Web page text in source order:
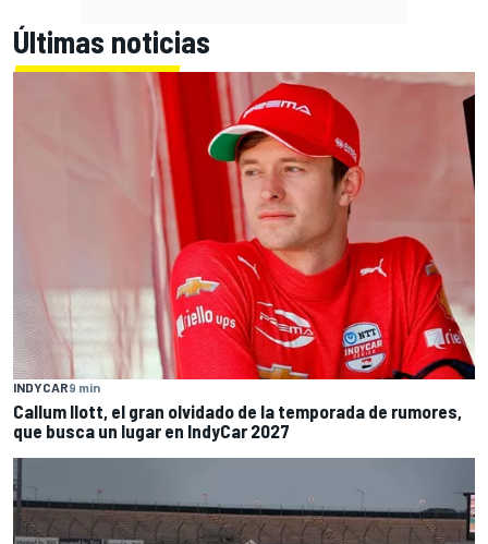
Últimas noticias
INDYCAR9 min
Callum Ilott, el gran olvidado de la temporada de rumores,
que busca un lugar en IndyCar 2027